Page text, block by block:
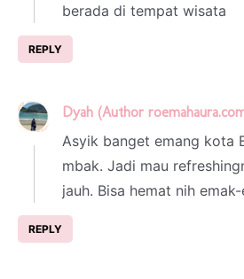
berada di tempat wisata
REPLY
Dyah (Author
Asyik banget emang kota
mbak. Jadi mau
jauh. Bisa hemat nih
REPLY